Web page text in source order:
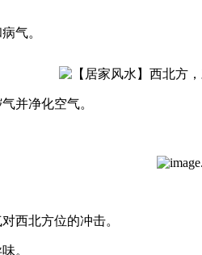
气。
并净化空气。
西北方位的冲击。
。